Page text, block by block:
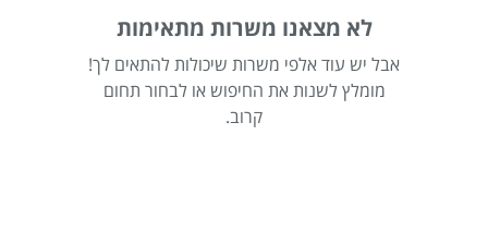
לא מצאנו משרות מתאימות
אבל יש עוד אלפי משרות שיכולות להתאים לך!
מומלץ לשנות את החיפוש או לבחור תחום
קרוב.